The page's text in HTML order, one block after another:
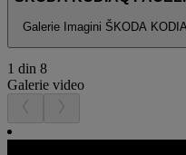
Galerie Imagini ŠKODA
1 din 8
Galerie video